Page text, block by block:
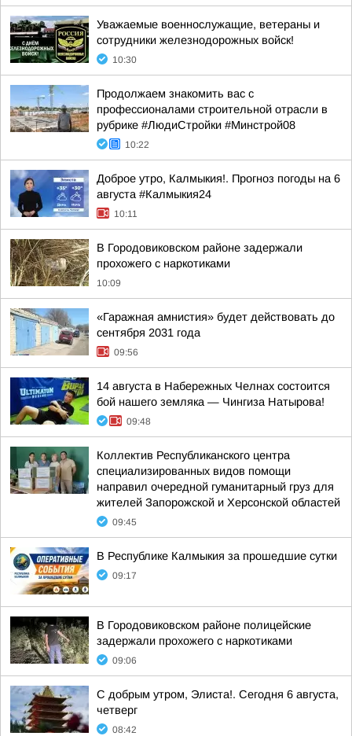
Уважаемые военнослужащие, ветераны и
сотрудники железнодорожных войск!
10:30
Продолжаем знакомить вас с
профессионалами строительной отрасли в
рубрике #ЛюдиСтройки #Минстрой08
10:22
Доброе утро, Калмыкия!. Прогноз погоды на 6
августа #Калмыкия24
10:11
В Городовиковском районе задержали
прохожего с наркотиками
10:09
«Гаражная амнистия» будет действовать до
сентября 2031 года
09:56
14 августа в Набережных Челнах состоится
бой нашего земляка — Чингиза Натырова!
09:48
Коллектив Республиканского центра
специализированных видов помощи
направил очередной гуманитарный груз для
жителей Запорожской и Херсонской областей
09:45
В Республике Калмыкия за прошедшие сутки
09:17
В Городовиковском районе полицейские
задержали прохожего с наркотиками
09:06
С добрым утром, Элиста!. Сегодня 6 августа,
четверг
08:42